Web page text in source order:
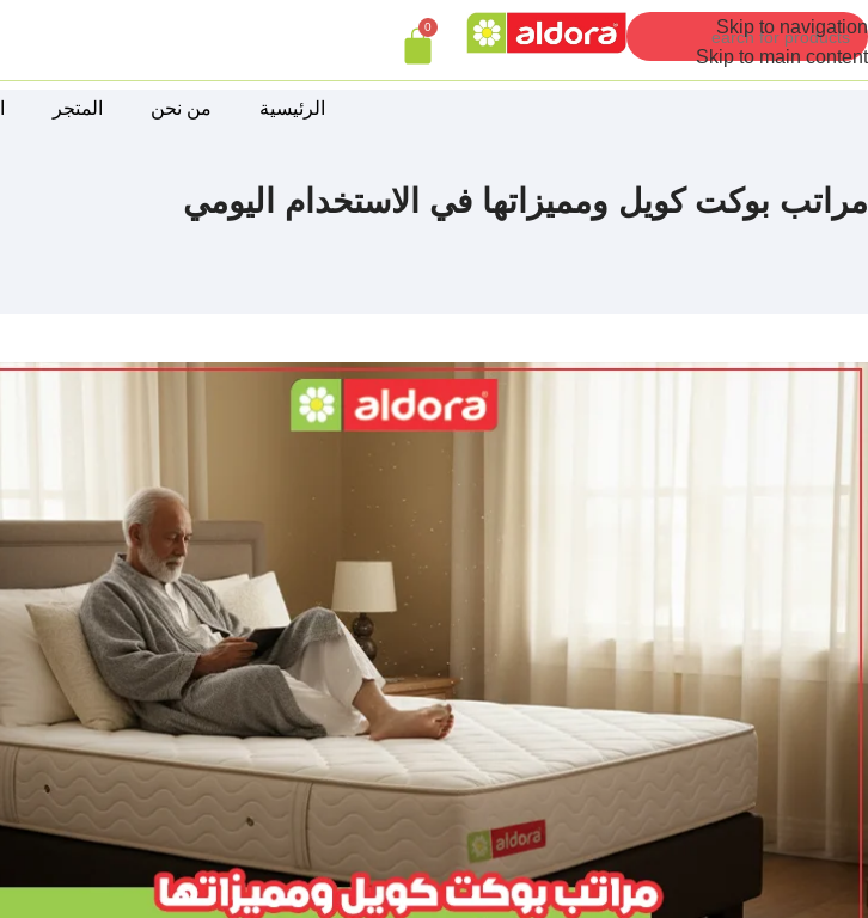
Skip to navigation
Skip to main content
0
الرئيسية من نحن المتجر
مراتب بوكت كويل ومميزاتها في الاستخدام اليومي